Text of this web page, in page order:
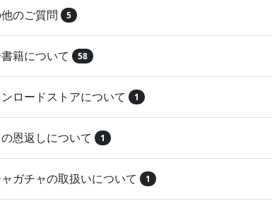
のご質問 5
籍について 58
ロードストアについて 1
恩返しについて 1
ガチャの取扱いについて 1